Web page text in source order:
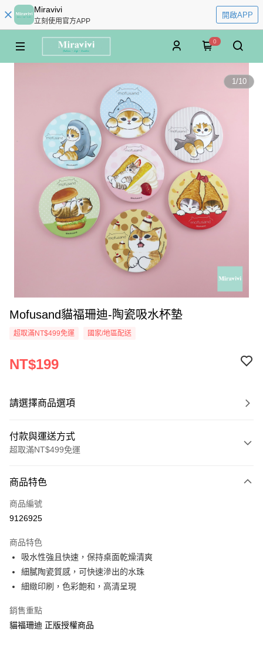
Miravivi
立刻使用官方APP
開啟APP
0
1/10
Mofusand貓福珊迪-陶瓷吸水杯墊
超取滿NT$499免運 國家/地區配送
NT$199
請選擇商品選項
付款與運送方式
超取滿NT$499免運
信用卡一次付款
超商取貨付款
Apple Pay
街口支付
AFTEE先享後付
商品特色
商品編號
9126925
商品特色
吸水性強且快速，保持桌面乾燥清爽
細膩陶瓷質感，可快速滲出的水珠
細緻印刷，色彩飽和，高清呈現
銷售重點
貓福珊迪 正版授權商品